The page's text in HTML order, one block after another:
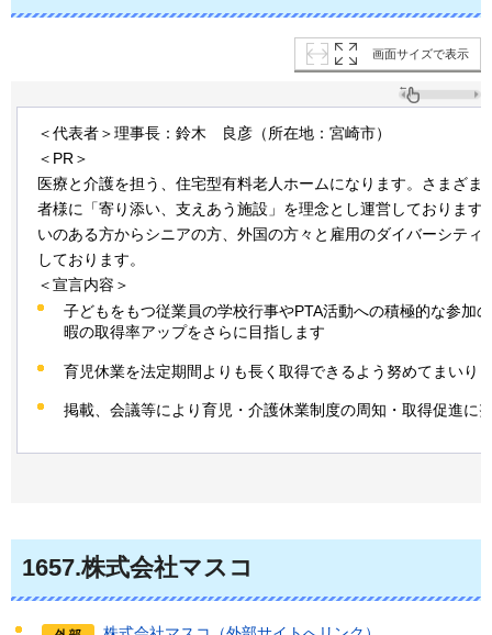
画面サイズで表示
＜代表者＞理事長：鈴木 良彦 （所在地：宮崎市）
＜PR＞
医療と介護を担う、住宅型有料老人ホームになります。さまざま
者様に「寄り添い、支えあう施設」を理念とし運営しております
いのある方からシニアの方、外国の方々と雇用のダイバーシティ
しております。
＜宣言内容＞
子どもをもつ従業員の学校行事やPTA活動への積極的な参加
暇の取得率アップをさらに目指します
育児休業を法定期間よりも長く取得できるよう努めてまいり
掲載、会議等により育児・介護休業制度の周知・取得促進に
1657.株式会社マスコ